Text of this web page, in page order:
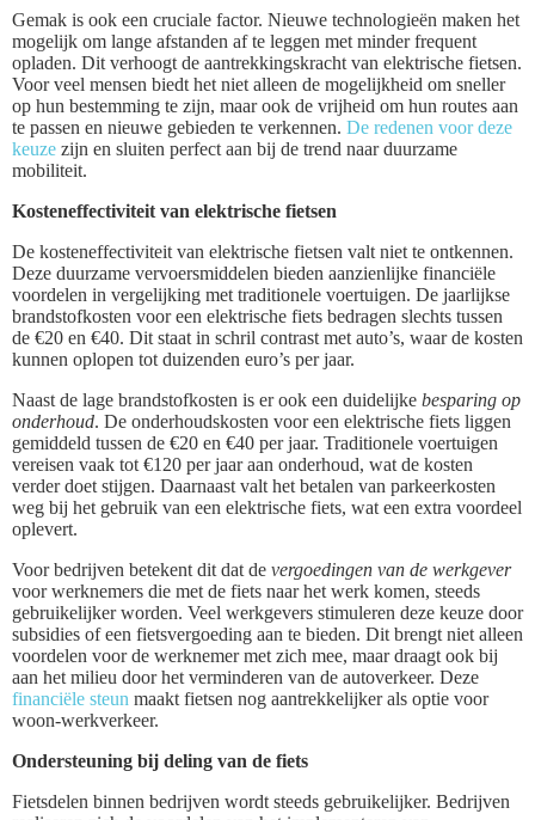
Gemak is ook een cruciale factor. Nieuwe technologieën maken het
mogelijk om lange afstanden af te leggen met minder frequent
opladen. Dit verhoogt de aantrekkingskracht van elektrische fietsen.
Voor veel mensen biedt het niet alleen de mogelijkheid om sneller
op hun bestemming te zijn, maar ook de vrijheid om hun routes aan
te passen en nieuwe gebieden te verkennen. De redenen voor deze
keuze zijn en sluiten perfect aan bij de trend naar duurzame
mobiliteit.
Kosteneffectiviteit van elektrische fietsen
De kosteneffectiviteit van elektrische fietsen valt niet te ontkennen.
Deze duurzame vervoersmiddelen bieden aanzienlijke financiële
voordelen in vergelijking met traditionele voertuigen. De jaarlijkse
brandstofkosten voor een elektrische fiets bedragen slechts tussen
de €20 en €40. Dit staat in schril contrast met auto’s, waar de kosten
kunnen oplopen tot duizenden euro’s per jaar.
Naast de lage brandstofkosten is er ook een duidelijke besparing op
onderhoud. De onderhoudskosten voor een elektrische fiets liggen
gemiddeld tussen de €20 en €40 per jaar. Traditionele voertuigen
vereisen vaak tot €120 per jaar aan onderhoud, wat de kosten
verder doet stijgen. Daarnaast valt het betalen van parkeerkosten
weg bij het gebruik van een elektrische fiets, wat een extra voordeel
oplevert.
Voor bedrijven betekent dit dat de vergoedingen van de werkgever
voor werknemers die met de fiets naar het werk komen, steeds
gebruikelijker worden. Veel werkgevers stimuleren deze keuze door
subsidies of een fietsvergoeding aan te bieden. Dit brengt niet alleen
voordelen voor de werknemer met zich mee, maar draagt ook bij
aan het milieu door het verminderen van de autoverkeer. Deze
financiële steun maakt fietsen nog aantrekkelijker als optie voor
woon-werkverkeer.
Ondersteuning bij deling van de fiets
Fietsdelen binnen bedrijven wordt steeds gebruikelijker. Bedrijven